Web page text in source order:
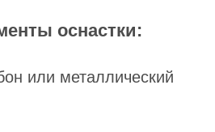
оснастки:
или металлический